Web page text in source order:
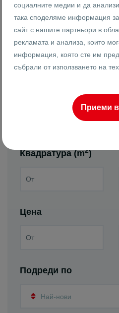
Земеделски
Парцели
Жилищно
строителство
Квадратура (m2)
Цена
Подреди по
Най-нови
социалните медии и да
така споделяме информация
сайт с нашите партньори в
рекламата и анализа, които
информация, която сте им
събрали от използването на
Приеми